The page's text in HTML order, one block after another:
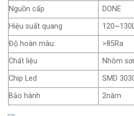
Nguồn cấp
DONE
Hiệu suất quang
Độ hoàn màu:
>85Ra
Chất liệu
Nhôm
Chip Led
SMD
Bảo hành
2năm